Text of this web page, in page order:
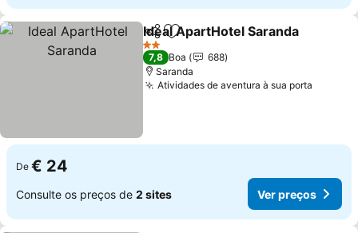
PartilharAdicionar aos favoritos
Ideal ApartHotel Saranda
2 Estrelas
7,8 Boa
688
Saranda
Atividades de aventura à sua porta
De € 24
Consulte os preços de 2 sites Ver preços